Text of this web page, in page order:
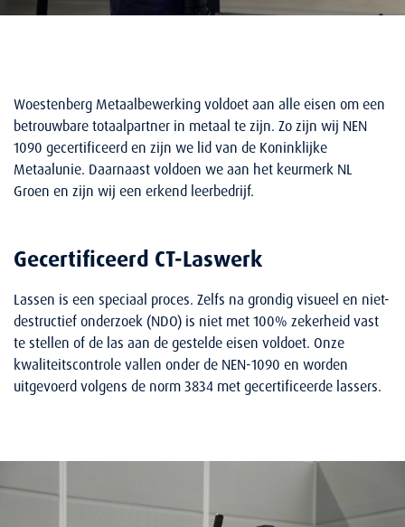
Woestenberg Metaalbewerking voldoet aan alle eisen om een
betrouwbare totaalpartner in metaal te zijn. Zo zijn wij NEN
1090 gecertificeerd en zijn we lid van de Koninklijke
Metaalunie. Daarnaast voldoen we aan het keurmerk NL
Groen en zijn wij een erkend leerbedrijf.
Gecertificeerd CT-Laswerk
Lassen is een speciaal proces. Zelfs na grondig visueel en niet-
destructief onderzoek (NDO) is niet met 100% zekerheid vast
te stellen of de las aan de gestelde eisen voldoet. Onze
kwaliteitscontrole vallen onder de NEN-1090 en worden
uitgevoerd volgens de norm 3834 met gecertificeerde lassers.